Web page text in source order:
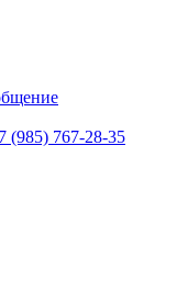
(985) 767-28-35